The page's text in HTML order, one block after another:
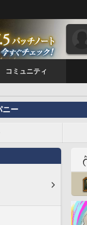
コミュニティ
ニー